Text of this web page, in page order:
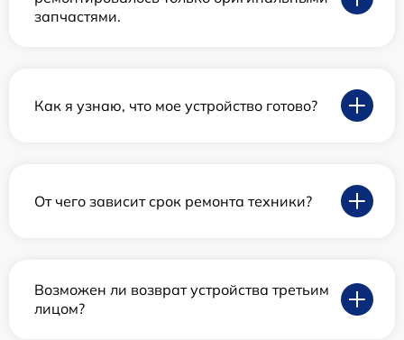
запчастями.
Как я узнаю, что мое устройство готово?
От чего зависит срок ремонта техники?
Возможен ли возврат устройства третьим
лицом?